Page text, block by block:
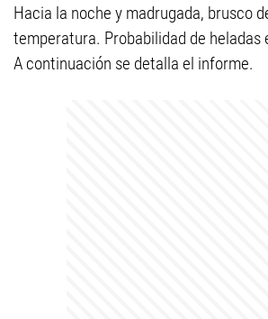
Hacia la noche y madrugada, brusco
temperatura. Probabilidad de heladas
A continuación se detalla el informe.